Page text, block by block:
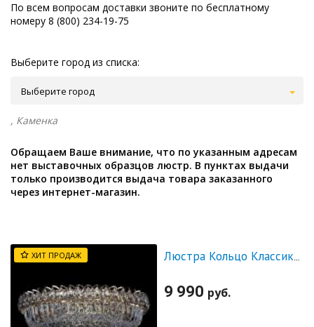
По всем вопросам доставки звоните по бесплатному
номеру 8 (800) 234-19-75
Выберите город из списка:
Выберите город
, Каменка
Обращаем Ваше внимание, что по указанным адресам
нет выставочных образцов люстр. В пунктах выдачи
только производится выдача товара заказанного
через интернет-магазин.
ХИТ ПРОДАЖ Люстра Кольцо Классика Пластинка
9 990 руб.